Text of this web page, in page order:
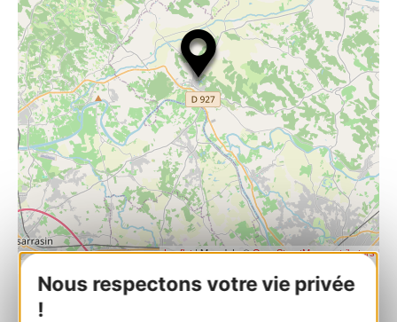
Nous respectons votre vie privée
!
Leaflet| Map data ©OpenStreetMap contributors